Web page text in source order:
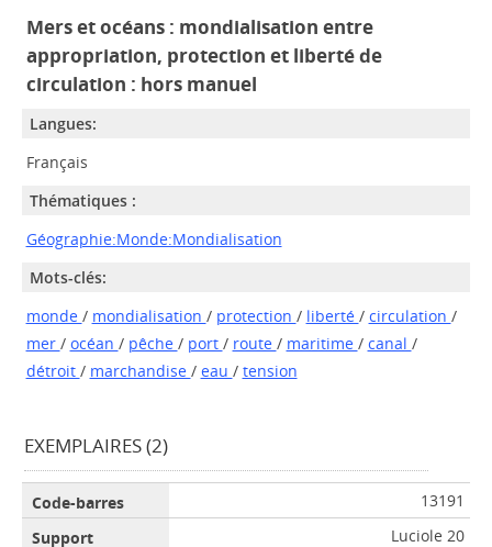
Mers et océans : mondialisation entre
appropriation, protection et liberté de
circulation : hors manuel
Langues:
Français
Thématiques :
Géographie:Monde:Mondialisation
Mots-clés:
monde / mondialisation / protection / liberté / circulation /
mer / océan / pêche / port / route / maritime / canal /
détroit / marchandise / eau / tension
EXEMPLAIRES (2)
13191
Luciole 20